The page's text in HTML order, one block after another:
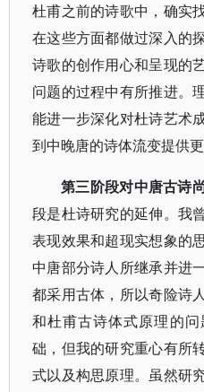
杜甫之前的诗歌中，确实
在这些方面都做过深入的
诗歌的创作用心和呈现的
问题的过程中有所推进。
能进一步深化对杜诗艺术
到中晚唐的诗体流变提供
第三阶段对中唐古诗
段是杜诗研究的延伸。我
表现效果和超现实想象的
中唐部分诗人所继承并进
都采用古体，所以奇险诗
和杜甫古诗体式原理的
础，但我的研究重心有所
式以及构思原理。虽然研